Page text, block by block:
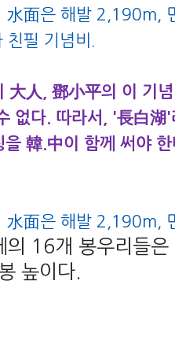
水面은 해발 2,190m,
친필 기념비.
大人, 鄧小平의 이 기
없다. 따라서, '長白
을 韓.中이 함께 써야
水面은 해발 2,190m,
16개 봉우리들
높이다.